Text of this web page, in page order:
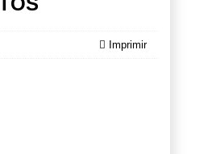
Imprimir